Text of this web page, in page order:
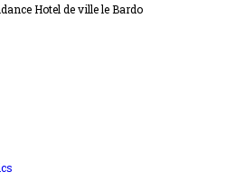
Hotel de ville le Bardo